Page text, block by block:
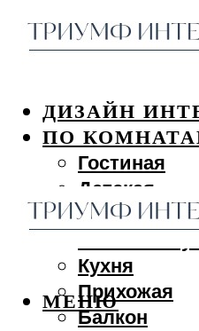
ДИЗАЙН
ПО
Гостиная
Детская
Спальня
Кухня
Прихожая
Балкон
МЕНЮ